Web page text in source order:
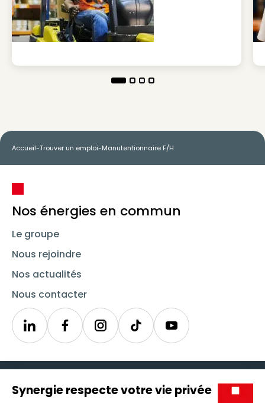
Accueil-Trouver un emploi-Manutentionnaire F/H
Nos énergies en commun
Le groupe
Nous rejoindre
Nos actualités
Nous contacter
LinkedinSynergieInstagramTikTok Youtube
Icône d'illustration
Candidats